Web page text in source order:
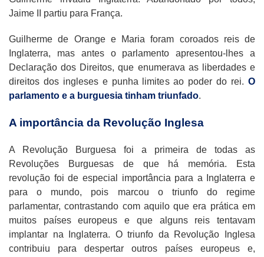
Jaime II partiu para França.
Guilherme de Orange e Maria foram coroados reis de
Inglaterra, mas antes o parlamento apresentou-lhes a
Declaração dos Direitos, que enumerava as liberdades e
direitos dos ingleses e punha limites ao poder do rei. O
parlamento e a burguesia tinham triunfado.
A importância da Revolução Inglesa
A Revolução Burguesa foi a primeira de todas as
Revoluções Burguesas de que há memória. Esta
revolução foi de especial importância para a Inglaterra e
para o mundo, pois marcou o triunfo do regime
parlamentar, contrastando com aquilo que era prática em
muitos países europeus e que alguns reis tentavam
implantar na Inglaterra. O triunfo da Revolução Inglesa
contribuiu para despertar outros países europeus e,